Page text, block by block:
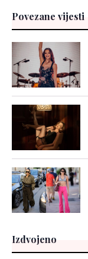
Povezane vijesti
Izdvojeno